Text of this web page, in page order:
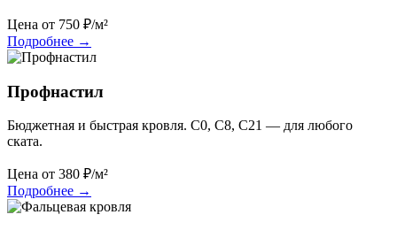
Цена от 750 ₽/м²
Подробнее →
Профнастил
Бюджетная и быстрая кровля. С0, С8, С21 — для любого
ската.
Цена от 380 ₽/м²
Подробнее →